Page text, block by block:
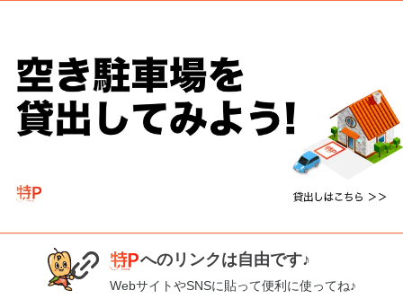
へのリンクは自由です♪
WebサイトやSNSに貼って便利に使ってね♪